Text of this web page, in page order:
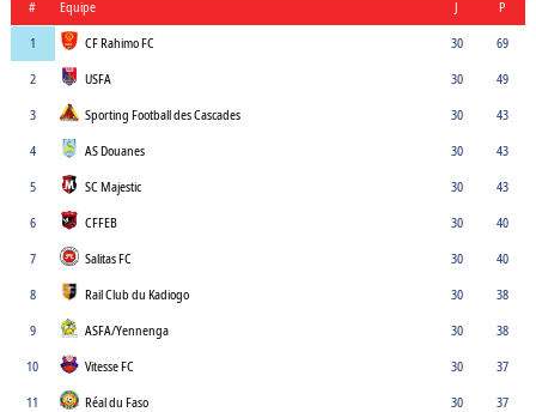
# Equipe J
P
1
CF Rahimo FC 30
69
2
USFA 30
49
3
Sporting Football des Cascades 30
43
4
AS Douanes 30
43
5
SC Majestic 30
43
6
CFFEB 30
40
7
Salitas FC 30
40
8
Rail Club du Kadiogo 30
38
9
ASFA/Yennenga 30
38
10
Vitesse FC 30
37
11
Réal du Faso 30
37